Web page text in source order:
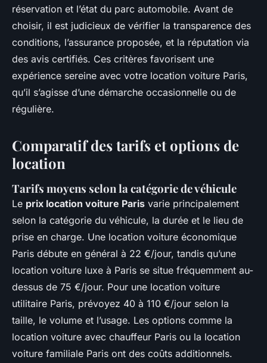
réservation et l’état du parc automobile. Avant de
choisir, il est judicieux de vérifier la transparence des
conditions, l’assurance proposée, et la réputation via
des avis certifiés. Ces critères favorisent une
expérience sereine avec votre location voiture Paris,
qu’il s’agisse d’une démarche occasionnelle ou de
régulière.
Comparatif des tarifs et options de
location
Tarifs moyens selon la catégorie de véhicule
Le prix location voiture Paris varie principalement
selon la catégorie du véhicule, la durée et le lieu de
prise en charge. Une location voiture économique
Paris débute en général à 22 €/jour, tandis qu’une
location voiture luxe à Paris se situe fréquemment au-
dessus de 75 €/jour. Pour une location voiture
utilitaire Paris, prévoyez 40 à 110 €/jour selon la
taille, le volume et l’usage. Les options comme la
location voiture avec chauffeur Paris ou la location
voiture familiale Paris ont des coûts additionnels.